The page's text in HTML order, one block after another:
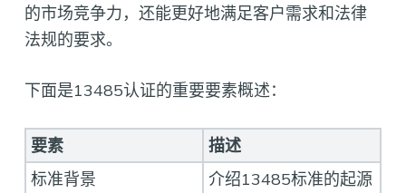
的市场竞争力，还能更好地满足客户需求和法律
法规的要求。
下面是13485认证的重要要素概述：
要素
描述
标准背景
介绍13485标准的起源